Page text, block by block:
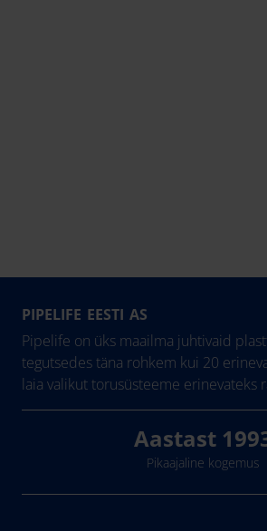
PIPELIFE EESTI AS
Pipelife on üks maailma juhtivaid
tegutsedes täna rohkem kui 20
laia valikut torusüsteeme erinevateks
Aastast
Pikaajaline kogemus